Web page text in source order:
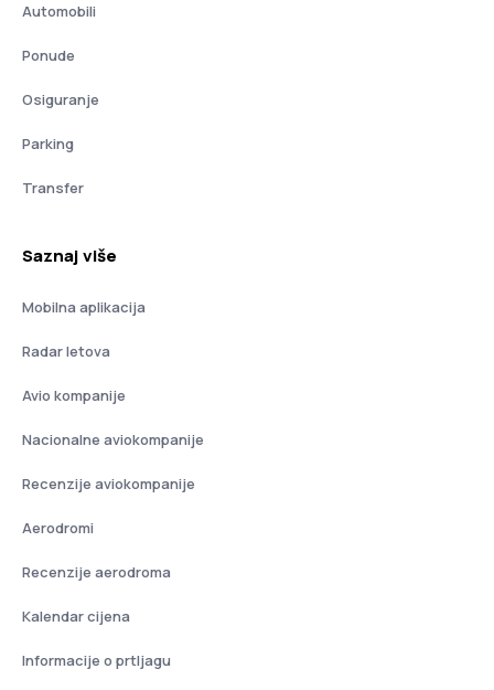
Automobili
Ponude
Osiguranje
Parking
Transfer
Saznaj više
Mobilna aplikacija
Radar letova
Avio kompanije
Nacionalne aviokompanije
Recenzije aviokompanije
Aerodromi
Recenzije aerodroma
Kalendar cijena
Informacije o prtljagu